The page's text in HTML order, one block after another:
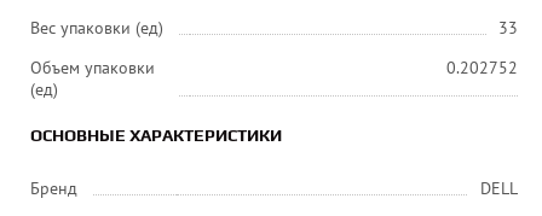
Вес упаковки (ед)
33
Объем упаковки
(ед)
0.202752
ОСНОВНЫЕ ХАРАКТЕРИСТИКИ
Бренд
DELL